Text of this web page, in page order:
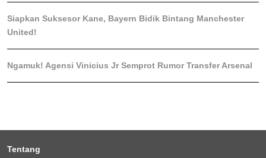
Siapkan Suksesor Kane, Bayern Bidik Bintang Manchester
United!
Ngamuk! Agensi Vinicius Jr Semprot Rumor Transfer Arsenal
Tentang